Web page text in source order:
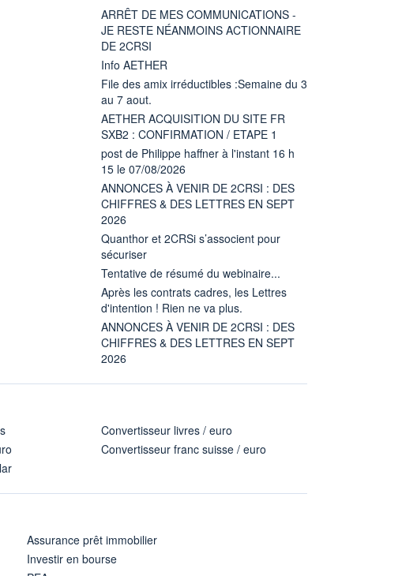
ARRÊT DE MES COMMUNICATIONS -
JE RESTE NÉANMOINS ACTIONNAIRE
DE 2CRSI
Info AETHER
File des amix irréductibles :Semaine du 3
au 7 aout.
AETHER ACQUISITION DU SITE FR
SXB2 : CONFIRMATION / ETAPE 1
post de Philippe haffner à l'instant 16 h
15 le 07/08/2026
ANNONCES À VENIR DE 2CRSI : DES
CHIFFRES & DES LETTRES EN SEPT
2026
Quanthor et 2CRSi s’associent pour
sécuriser
Tentative de résumé du webinaire...
Après les contrats cadres, les Lettres
d'intention ! Rien ne va plus.
ANNONCES À VENIR DE 2CRSI : DES
CHIFFRES & DES LETTRES EN SEPT
2026
Convertisseur livres / euro
Convertisseur franc suisse / euro
Assurance prêt immobilier
Investir en bourse